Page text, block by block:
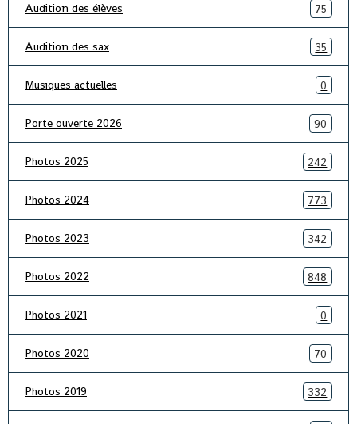
Audition des élèves 75
Audition des sax 35
Musiques actuelles 0
Porte ouverte 2026 90
Photos 2025 242
Photos 2024 773
Photos 2023 342
Photos 2022 848
Photos 2021 0
Photos 2020 70
Photos 2019 332